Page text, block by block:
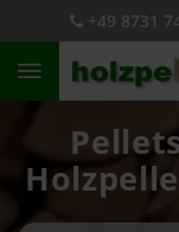
+49 8731